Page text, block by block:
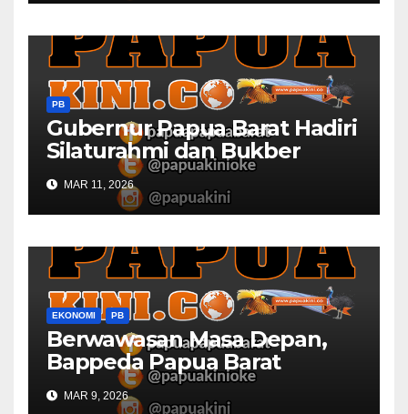
PB
Gubernur Papua Barat Hadiri
Silaturahmi dan Bukber
Bersama DPR RI dan
Mendagri di IPDN
MAR 11, 2026
EKONOMI PB
Berwawasan Masa Depan,
Bappeda Papua Barat
Konsultasi Publik RKPD 2027
MAR 9, 2026